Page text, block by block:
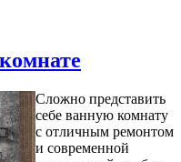
Сложно представить
себе ванную комнату
с отличным ремонтом
и современной